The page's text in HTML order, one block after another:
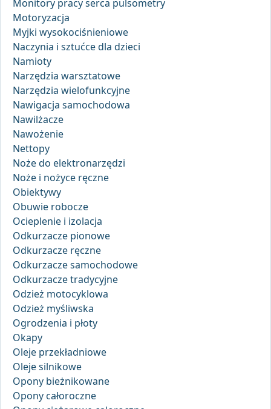
Monitory pracy serca pulsometry
Motoryzacja
Myjki wysokociśnieniowe
Naczynia i sztućce dla dzieci
Namioty
Narzędzia warsztatowe
Narzędzia wielofunkcyjne
Nawigacja samochodowa
Nawilżacze
Nawożenie
Nettopy
Noże do elektronarzędzi
Noże i nożyce ręczne
Obiektywy
Obuwie robocze
Ocieplenie i izolacja
Odkurzacze pionowe
Odkurzacze ręczne
Odkurzacze samochodowe
Odkurzacze tradycyjne
Odzież motocyklowa
Odzież myśliwska
Ogrodzenia i płoty
Okapy
Oleje przekładniowe
Oleje silnikowe
Opony bieżnikowane
Opony całoroczne